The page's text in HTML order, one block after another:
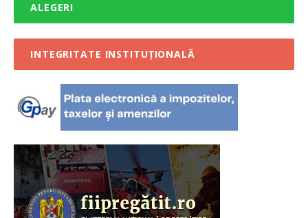
ALEGERI
INTEGRITATE INSTITUȚIONALĂ